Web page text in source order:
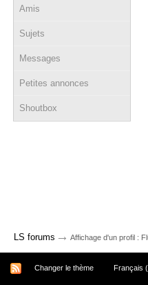
Amis
Sujets
Messages
Petites annonces
Shoutbox
LS forums → Affichage d'un profil :
Changer le thème Français